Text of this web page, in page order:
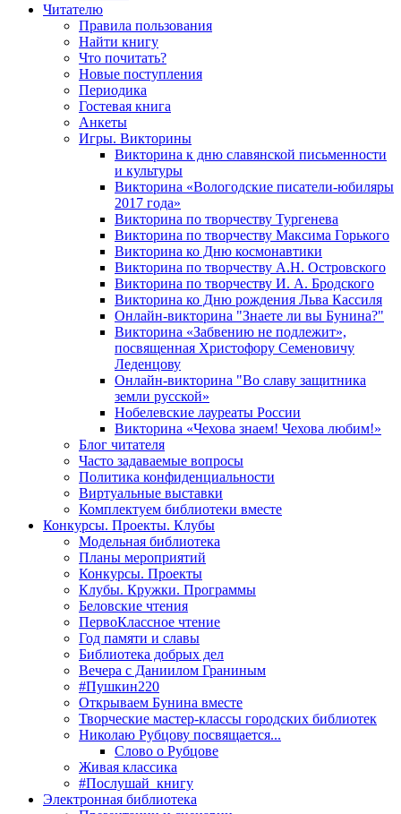
Читателю
Правила пользования
Найти книгу
Что почитать?
Новые поступления
Периодика
Гостевая книга
Анкеты
Игры. Викторины
Викторина к дню славянской письменности
и культуры
Викторина «Вологодские писатели-юбиляры
2017 года»
Викторина по творчеству Тургенева
Викторина по творчеству Максима Горького
Викторина ко Дню космонавтики
Викторина по творчеству А.Н. Островского
Викторина по творчеству И. А. Бродского
Викторина ко Дню рождения Льва Кассиля
Онлайн-викторина "Знаете ли вы Бунина?"
Викторина «Забвению не подлежит»,
посвященная Христофору Семеновичу
Леденцову
Онлайн-викторина "Во славу защитника
земли русской»
Нобелевские лауреаты России
Викторина «Чехова знаем! Чехова любим!»
Блог читателя
Часто задаваемые вопросы
Политика конфиденциальности
Виртуальные выставки
Комплектуем библиотеки вместе
Конкурсы. Проекты. Клубы
Модельная библиотека
Планы мероприятий
Конкурсы. Проекты
Клубы. Кружки. Программы
Беловские чтения
ПервоКлассное чтение
Год памяти и славы
Библиотека добрых дел
Вечера с Даниилом Граниным
#Пушкин220
Открываем Бунина вместе
Творческие мастер-классы городских библиотек
Николаю Рубцову посвящается...
Слово о Рубцове
Живая классика
#Послушай_книгу
Электронная библиотека